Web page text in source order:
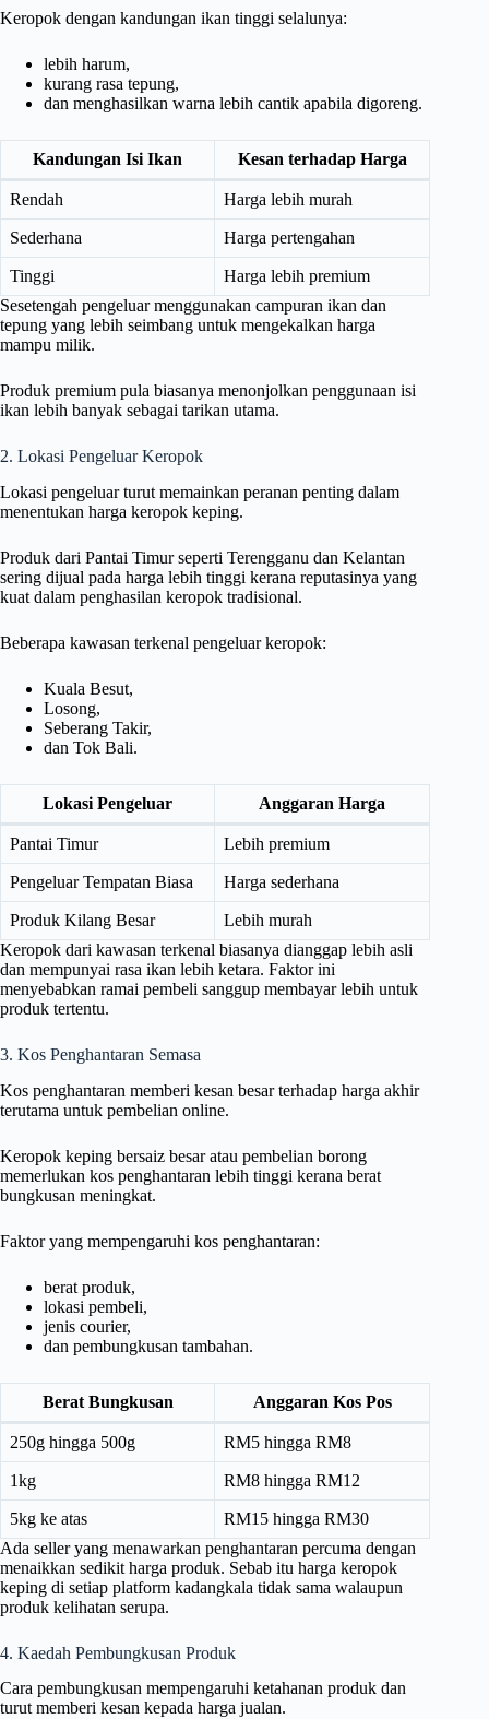
Keropok dengan kandungan ikan tinggi selalunya:
lebih harum,
kurang rasa tepung,
dan menghasilkan warna lebih cantik apabila digoreng.
Kandungan Isi Ikan Kesan terhadap Harga
Rendah Harga lebih murah
Sederhana Harga pertengahan
Tinggi
Harga lebih premium
Sesetengah pengeluar menggunakan campuran ikan dan
tepung yang lebih seimbang untuk mengekalkan harga
mampu milik.
Produk premium pula biasanya menonjolkan penggunaan isi
ikan lebih banyak sebagai tarikan utama.
2. Lokasi Pengeluar Keropok
Lokasi pengeluar turut memainkan peranan penting dalam
menentukan harga keropok keping.
Produk dari Pantai Timur seperti Terengganu dan Kelantan
sering dijual pada harga lebih tinggi kerana reputasinya yang
kuat dalam penghasilan keropok tradisional.
Beberapa kawasan terkenal pengeluar keropok:
Kuala Besut,
Losong,
Seberang Takir,
dan Tok Bali.
Lokasi Pengeluar Anggaran Harga
Pantai Timur Lebih premium
Pengeluar Tempatan Biasa Harga sederhana
Produk Kilang Besar
Lebih murah
Keropok dari kawasan terkenal biasanya dianggap lebih asli
dan mempunyai rasa ikan lebih ketara. Faktor ini
menyebabkan ramai pembeli sanggup membayar lebih untuk
produk tertentu.
3. Kos Penghantaran Semasa
Kos penghantaran memberi kesan besar terhadap harga akhir
terutama untuk pembelian online.
Keropok keping bersaiz besar atau pembelian borong
memerlukan kos penghantaran lebih tinggi kerana berat
bungkusan meningkat.
Faktor yang mempengaruhi kos penghantaran:
berat produk,
lokasi pembeli,
jenis courier,
dan pembungkusan tambahan.
Berat Bungkusan Anggaran Kos Pos
250g hingga 500g RM5 hingga RM8
1kg RM8 hingga RM12
5kg ke atas
RM15 hingga RM30
Ada seller yang menawarkan penghantaran percuma dengan
menaikkan sedikit harga produk. Sebab itu harga keropok
keping di setiap platform kadangkala tidak sama walaupun
produk kelihatan serupa.
4. Kaedah Pembungkusan Produk
Cara pembungkusan mempengaruhi ketahanan produk dan
turut memberi kesan kepada harga jualan.